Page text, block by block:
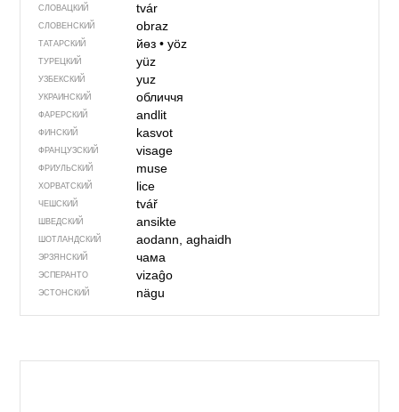
СЛОВАЦКИЙ tvár
СЛОВЕНСКИЙ obraz
ТАТАРСКИЙ йөз• yöz
ТУРЕЦКИЙ yüz
УЗБЕКСКИЙ yuz
УКРАИНСКИЙ обличчя
ФАРЕРСКИЙ andlit
ФИНСКИЙ kasvot
ФРАНЦУЗСКИЙ visage
ФРИУЛЬСКИЙ muse
ХОРВАТСКИЙ lice
ЧЕШСКИЙ tvář
ШВЕДСКИЙ ansikte
ШОТЛАНДСКИЙ aodann, aghaidh
ЭРЗЯНСКИЙ чама
ЭСПЕРАНТО vizaĝo
ЭСТОНСКИЙ nägu